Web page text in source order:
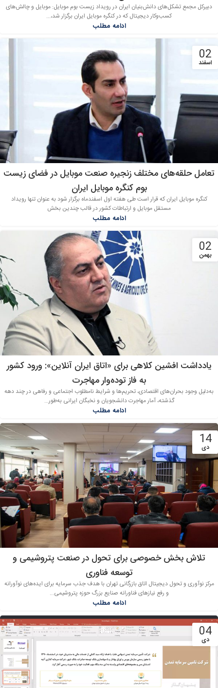
دبیرکل مجمع تشکل‌های دانش‌بنیان ایران در رویداد زیست بوم موبایل: موبایل و چالش‌های
کسب‌وکار دیجیتال که در کنگره موبایل ایران برگزار شد،...
ادامه مطلب
02
اسفند
تعامل حلقه‌های مختلف زنجیره‌ صنعت موبایل در فضای زیست
بوم کنگره موبایل ایران
کنگره موبایل ایران که قرار است طی هفته اول اسفندماه برگزار شود به عنوان تنها رویداد
مستقل موبایل و ارتباطات کشور در قالب چندین بخش
ادامه مطلب
02
بهمن
یادداشت افشین کلاهی برای «اتاق ایران آنلاین»: ورود کشور
به فاز توده‌وار مهاجرت
به‌دلیل وجود بحران‌های اقتصادی، تحریم‌ها و شرایط نامطلوب اجتماعی و رفاهی در چند دهه
گذشته، آمار مهاجرت دانشجویان و نخبگان ایرانی به‌طور...
ادامه مطلب
14
دی
تلاش بخش خصوصی برای تحول در صنعت پتروشیمی و
توسعه فناوری
مرکز نوآوری و تحول دیجیتال اتاق بازرگانی تهران با هدف جذب سرمایه برای ایده‌های نوآورانه
و رفع نیازهای فناورانه صنایع بزرگ حوزه پتروشیمی...
ادامه مطلب
04
دی